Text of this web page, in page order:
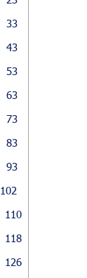
33
43
53
63
73
83
93
102
110
118
126